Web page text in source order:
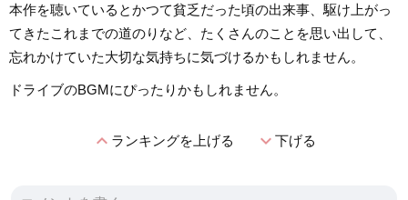
本作を聴いているとかつて貧乏だった頃の出来事、駆け上がっ
てきたこれまでの道のりなど、たくさんのことを思い出して、
忘れかけていた大切な気持ちに気づけるかもしれません。
ドライブのBGMにぴったりかもしれません。
expand_lessランキングを上げる expand_more下げる